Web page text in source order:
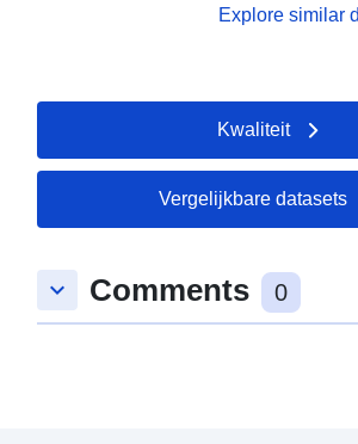
Explore similar
Kwaliteit
Vergelijkbare datasets
keyboard_arrow_down Comments 0